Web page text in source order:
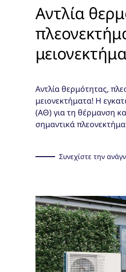
Αντλία
Αντλία θερμότητας,
μειονεκτήματα! Η
(ΑΘ) για τη θέρμανση
σημαντικά
Συνεχίστε την